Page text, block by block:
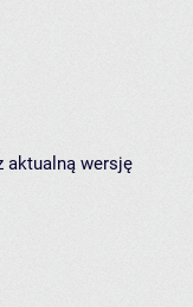
aktualną wersję